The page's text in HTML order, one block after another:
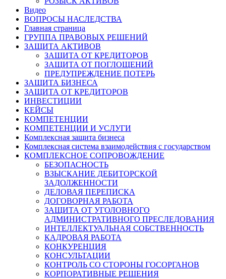
Видео
ВОПРОСЫ НАСЛЕДСТВА
Главная страница
ГРУППА ПРАВОВЫХ РЕШЕНИЙ
ЗАЩИТА АКТИВОВ
ЗАЩИТА ОТ КРЕДИТОРОВ
ЗАЩИТА ОТ ПОГЛОЩЕНИЙ
ПРЕДУПРЕЖДЕНИЕ ПОТЕРЬ
ЗАЩИТА БИЗНЕСА
ЗАЩИТА ОТ КРЕДИТОРОВ
ИНВЕСТИЦИИ
КЕЙСЫ
КОМПЕТЕНЦИИ
КОМПЕТЕНЦИИ И УСЛУГИ
Комплексная защита бизнеса
Комплексная система взаимодействия с государством
КОМПЛЕКСНОЕ СОПРОВОЖДЕНИЕ
БЕЗОПАСНОСТЬ
ВЗЫСКАНИЕ ДЕБИТОРСКОЙ
ЗАДОЛЖЕННОСТИ
ДЕЛОВАЯ ПЕРЕПИСКА
ДОГОВОРНАЯ РАБОТА
ЗАЩИТА ОТ УГОЛОВНОГО
АДМИНИСТРАТИВНОГО ПРЕСЛЕДОВАНИЯ
ИНТЕЛЛЕКТУАЛЬНАЯ СОБСТВЕННОСТЬ
КАДРОВАЯ РАБОТА
КОНКУРЕНЦИЯ
КОНСУЛЬТАЦИИ
КОНТРОЛЬ СО СТОРОНЫ ГОСОРГАНОВ
КОРПОРАТИВНЫЕ РЕШЕНИЯ